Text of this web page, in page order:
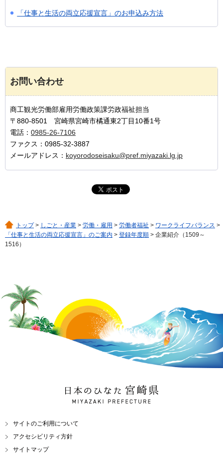
「仕事と生活の両立応援宣言」のお申込み方法
お問い合わせ
商工観光労働部雇用労働政策課労政福祉担当
〒880-8501 宮崎県宮崎市橘通東2丁目10番1号
電話： 0985-26-7106
ファクス：0985-32-3887
メールアドレス： koyorodoseisaku@pref.miyazaki.lg.jp
トップ> しごと・産業 > 労働・雇用 > 労働者福祉 > ワークライフバランス >
「仕事と生活の両立応援宣言」のご案内 > 登録年度順 > 企業紹介（1509～
1516）
日本のひなた 宮崎県
MIYAZAKI PREFECTURE
サイトのご利用について
アクセシビリティ方針
サイトマップ